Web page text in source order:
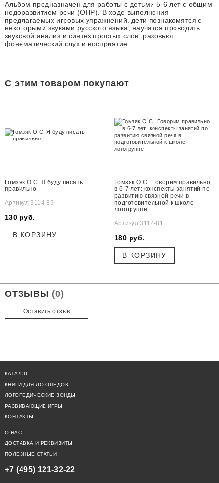
Альбом предназначен для работы с детьми 5-6 лет с общим
недоразвитием речи (ОНР). В ходе выполнения
предлагаемых игровых упражнений, дети познакомятся с
некоторыми звуками русского языка, научатся проводить
звуковой анализ и синтез простых слов, разовьют
фонематический слух и восприятие.
С этим товаром покупают
Гомзяк О.С. Я буду писать
правильно
Артикул 3114-89
130 руб.
В КОРЗИНУ
Гомзяк О.С., Говорим правильно
в 6-7 лет: конспекты занятий по
развитию связной речи в
подготовительной к школе
логогруппе
Артикул 3114-81
180 руб.
В КОРЗИНУ
ОТЗЫВЫ (0)
Оставить отзыв
КАТАЛОГ
КНИГИ ДЛЯ ЛОГОПЕДОВ
ЛОГОПЕДИЧЕСКИЕ ЗОНДЫ
РАЗВИВАЮЩИЕ ИГРЫ
КОНТАКТЫ
О НАС
ДОСТАВКА И РЕКВИЗИТЫ
ПОЛЕЗНЫЕ СТАТЬИ
+7 (495) 121-32-22